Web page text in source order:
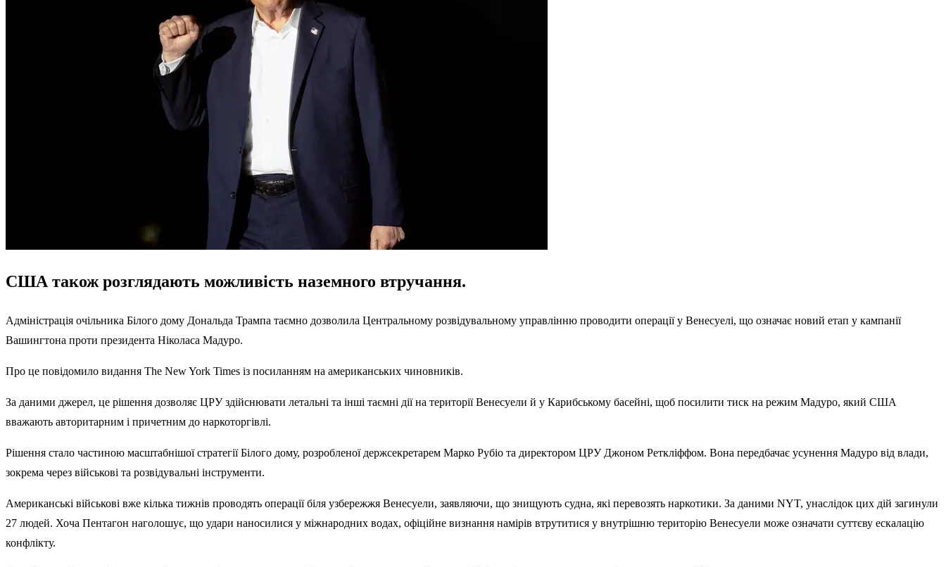
США також розглядають можливість наземного втручання.
Адміністрація очільника Білого дому Дональда Трампа таємно дозволила Центральному розвідувальному управлінню проводити операції у Венесуелі, що означає новий етап у кампанії
Вашингтона проти президента Ніколаса Мадуро.
Про це повідомило видання The New York Times із посиланням на американських чиновників.
За даними джерел, це рішення дозволяє ЦРУ здійснювати летальні та інші таємні дії на території Венесуели й у Карибському басейні, щоб посилити тиск на режим Мадуро, який США
вважають авторитарним і причетним до наркоторгівлі.
Рішення стало частиною масштабнішої стратегії Білого дому, розробленої держсекретарем Марко Рубіо та директором ЦРУ Джоном Реткліффом. Вона передбачає усунення Мадуро від влади,
зокрема через військові та розвідувальні інструменти.
Американські військові вже кілька тижнів проводять операції біля узбережжя Венесуели, заявляючи, що знищують судна, які перевозять наркотики. За даними NYT, унаслідок цих дій загинули
27 людей. Хоча Пентагон наголошує, що удари наносилися у міжнародних водах, офіційне визнання намірів втрутитися у внутрішню територію Венесуели може означати суттєву ескалацію
конфлікту.